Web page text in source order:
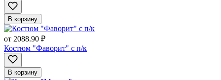
В корзину
от 2088.90 ₽
Костюм "Фаворит" с п/к
В корзину